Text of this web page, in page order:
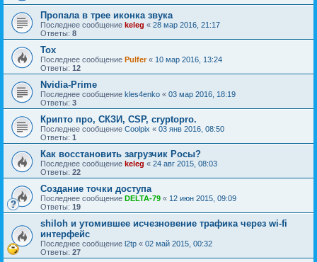
Пропала в трее иконка звука
Последнее сообщение keleg « 28 мар 2016, 21:17
Ответы: 8
Tox
Последнее сообщение Pulfer« 10 мар 2016, 13:24
Ответы: 12
Nvidia-Prime
Последнее сообщение kles4enko « 03 мар 2016, 18:19
Ответы: 3
Крипто про, СКЗИ, CSP, cryptopro.
Последнее сообщение Coolpix « 03 янв 2016, 08:50
Ответы: 1
Как восстановить загрузчик Росы?
Последнее сообщение keleg « 24 авг 2015, 08:03
Ответы: 22
Создание точки доступа
Последнее сообщение DELTA-79 « 12 июн 2015, 09:09
Ответы: 19
shiloh и утомившее исчезновение трафика через wi-fi
интерфейс
Последнее сообщение l2tp « 02 май 2015, 00:32
Ответы: 27